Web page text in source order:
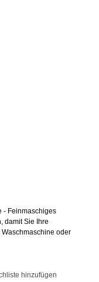
- Feinmaschiges
damit Sie Ihre
oder
hinzufügen